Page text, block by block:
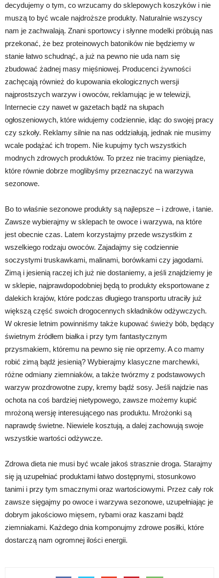
decydujemy o tym, co wrzucamy do sklepowych koszyków i nie
muszą to być wcale najdroższe produkty. Naturalnie wszyscy
nam je zachwalają. Znani sportowcy i słynne modelki próbują nas
przekonać, że bez proteinowych batoników nie będziemy w
stanie łatwo schudnąć, a już na pewno nie uda nam się
zbudować żadnej masy mięśniowej. Producenci żywności
zachęcają również do kupowania ekologicznych wersji
najprostszych warzyw i owoców, reklamując je w telewizji,
Internecie czy nawet w gazetach bądź na słupach
ogłoszeniowych, które widujemy codziennie, idąc do swojej pracy
czy szkoły. Reklamy silnie na nas oddziałują, jednak nie musimy
wcale podążać ich tropem. Nie kupujmy tych wszystkich
modnych zdrowych produktów. To przez nie tracimy pieniądze,
które równie dobrze moglibyśmy przeznaczyć na warzywa
sezonowe.
Bo to właśnie sezonowe produkty są najlepsze – i zdrowe, i tanie.
Zawsze wybierajmy w sklepach te owoce i warzywa, na które
jest obecnie czas. Latem korzystajmy przede wszystkim z
wszelkiego rodzaju owoców. Zajadajmy się codziennie
soczystymi truskawkami, malinami, borówkami czy jagodami.
Zimą i jesienią raczej ich już nie dostaniemy, a jeśli znajdziemy je
w sklepie, najprawdopodobniej będą to produkty eksportowane z
dalekich krajów, które podczas długiego transportu utraciły już
większą część swoich drogocennych składników odżywczych.
W okresie letnim powinniśmy także kupować świeży bób, będący
świetnym źródłem białka i przy tym fantastycznym
przysmakiem, któremu na pewno się nie oprzemy. A co mamy
robić zimą bądź jesienią? Wybierajmy klasyczne marchewki,
różne odmiany ziemniaków, a także twórzmy z podstawowych
warzyw prozdrowotne zupy, kremy bądź sosy. Jeśli najdzie nas
ochota na coś bardziej nietypowego, zawsze możemy kupić
mrożoną wersję interesującego nas produktu. Mrożonki są
naprawdę świetne. Niewiele kosztują, a dalej zachowują swoje
wszystkie wartości odżywcze.
Zdrowa dieta nie musi być wcale jakoś strasznie droga. Starajmy
się ją uzupełniać produktami łatwo dostępnymi, stosunkowo
tanimi i przy tym smacznymi oraz wartościowymi. Przez cały rok
zawsze sięgajmy po owoce i warzywa sezonowe, uzupełniając je
dobrym jakościowo mięsem, rybami oraz kaszami bądź
ziemniakami. Każdego dnia komponujmy zdrowe posiłki, które
dostarczą nam ogromnej ilości energii.